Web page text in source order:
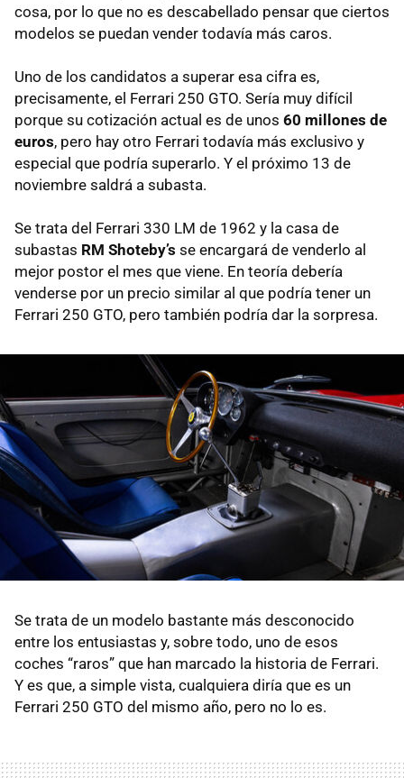
cosa, por lo que no es descabellado pensar que ciertos
modelos se puedan vender todavía más caros.
Uno de los candidatos a superar esa cifra es,
precisamente, el Ferrari 250 GTO. Sería muy difícil
porque su cotización actual es de unos 60 millones de
euros, pero hay otro Ferrari todavía más exclusivo y
especial que podría superarlo. Y el próximo 13 de
noviembre saldrá a subasta.
Se trata del Ferrari 330 LM de 1962 y la casa de
subastas RM Shoteby’s se encargará de venderlo al
mejor postor el mes que viene. En teoría debería
venderse por un precio similar al que podría tener un
Ferrari 250 GTO, pero también podría dar la sorpresa.
Se trata de un modelo bastante más desconocido
entre los entusiastas y, sobre todo, uno de esos
coches “raros” que han marcado la historia de Ferrari.
Y es que, a simple vista, cualquiera diría que es un
Ferrari 250 GTO del mismo año, pero no lo es.